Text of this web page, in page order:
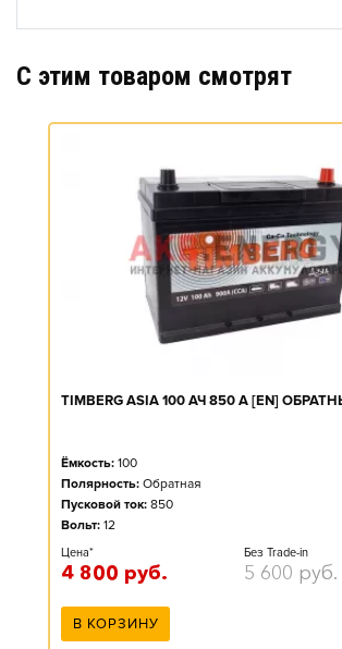
C этим товаром смотрят
TIMBERG ASIA 100 АЧ 850 А [EN]
Ёмкость: 100
Полярность: Обратная
Пусковой ток: 850
Вольт: 12
Цена*
4 800 руб.
Без Trade-in
5 600 руб.
В КОРЗИНУ